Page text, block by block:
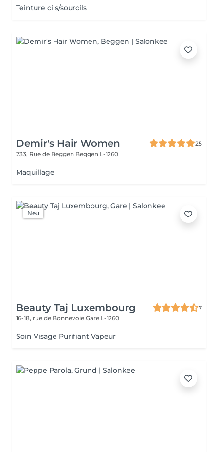
Teinture cils/sourcils
Demir's Hair Women
25
233, Rue de Beggen Beggen L-1260
Maquillage
Neu
Beauty Taj Luxembourg
7
16-18, rue de Bonnevoie Gare L-1260
Soin Visage Purifiant Vapeur